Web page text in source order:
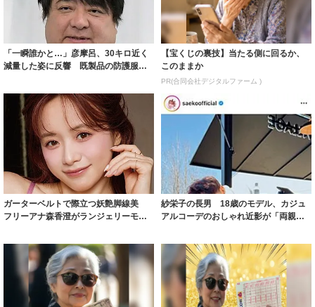
「一瞬誰かと…」彦摩呂、30キロ近く
減量した姿に反響 既製品の防護服が
【宝くじの裏技】当たる側に回るか、
このままか
PR(合同会社デジタルファーム )
ガーターベルトで際立つ妖艶脚線美
フリーアナ森香澄がランジェリーモデ
紗栄子の長男 18歳のモデル、カジュ
アルコーデのおしゃれ近影が「両親の